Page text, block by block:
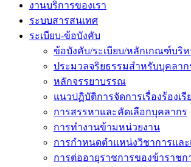
งานบริการของเรา
ระบบสารสนเทศ
ระเบียบ-ข้อบังคับ
ข้อบังคับ/ระเบียบ/หลักเกณฑ์บริ
ประมวลจริยธรรมสำหรับบุคลาก
หลักจรรยาบรรณ
แนวปฏิบัติการจัดการเรื่องร้องเ
การสรรหาและคัดเลือกบุคลากร
การทำงานข้ามหน่วยงาน
การกำหนดตำแหน่งวิชาการและ
การต่ออายุราชการของข้าราช